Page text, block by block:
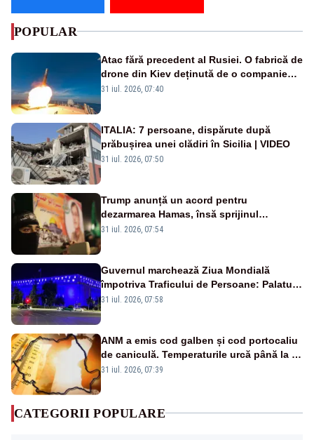
POPULAR
Atac fără precedent al Rusiei. O fabrică de
drone din Kiev deținută de o companie
americană, distrusă de o rachetă
31 iul. 2026, 07:40
ITALIA: 7 persoane, dispărute după
prăbușirea unei clădiri în Sicilia | VIDEO
31 iul. 2026, 07:50
Trump anunță un acord pentru
dezarmarea Hamas, însă sprijinul
Israelului rămâne incert
31 iul. 2026, 07:54
Guvernul marchează Ziua Mondială
împotriva Traficului de Persoane: Palatul
Victoria, iluminat în albastru
31 iul. 2026, 07:58
ANM a emis cod galben și cod portocaliu
de caniculă. Temperaturile urcă până la 38
de grade, iar nopțile devin tropicale
31 iul. 2026, 07:39
CATEGORII POPULARE